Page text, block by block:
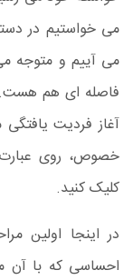
می خواستیم در
می آییم و متوجه
فاصله ای هم هست.
آغاز فردیت
خصوص، روی عبارت
کلیک کنید.
در اینجا اولین
احساسی که با آن